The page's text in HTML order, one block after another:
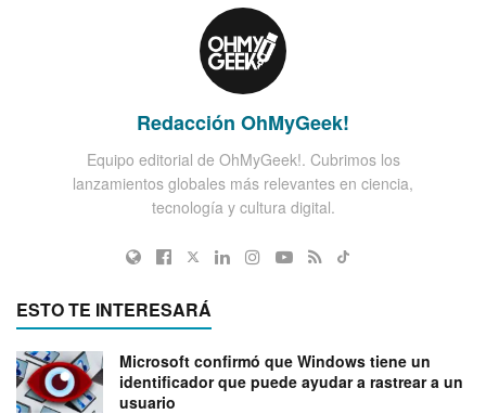
Redacción OhMyGeek!
Equipo editorial de OhMyGeek!. Cubrimos los
lanzamientos globales más relevantes en ciencia,
tecnología y cultura digital.
ESTO TE INTERESARÁ
Microsoft confirmó que Windows tiene un
identificador que puede ayudar a rastrear a un
usuario